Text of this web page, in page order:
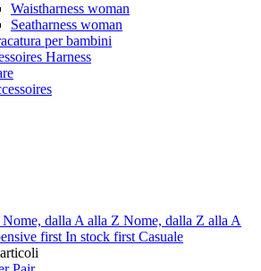
Waistharness woman
Seatharness woman
per bambini
Harness
Nome, dalla A alla Z Nome, dalla Z alla A
first In stock first Casuale